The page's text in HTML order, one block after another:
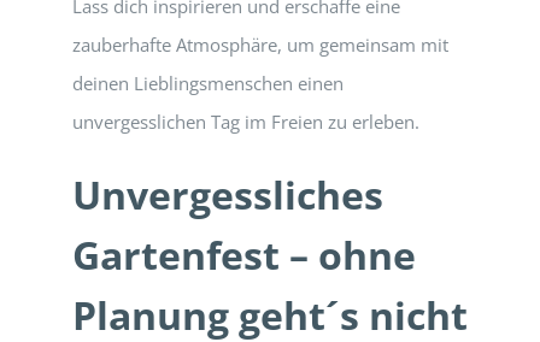
Lass dich inspirieren und erschaffe eine
zauberhafte Atmosphäre, um gemeinsam mit
deinen Lieblingsmenschen einen
unvergesslichen Tag im Freien zu erleben.
Unvergessliches
Gartenfest – ohne
Planung geht´s nicht